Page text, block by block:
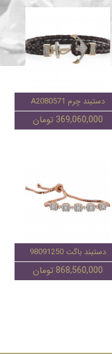
دستبند چرم A2080571
369,060,000 تومان
دستبند باگت 98091250
868,560,000 تومان